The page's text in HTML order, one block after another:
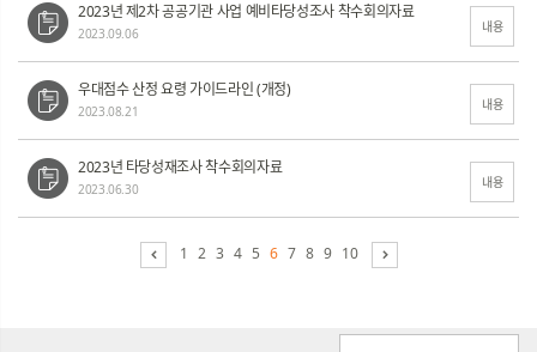
2023년 제2차 공공기관 사업 예비타당성조사 착수회의자료
2023.09.06 내용
우대점수 산정 요령 가이드라인 (개정)
2023.08.21 내용
2023년 타당성재조사 착수회의자료
2023.06.30 내용
1 2 3 4 5 6 7 8 9 10